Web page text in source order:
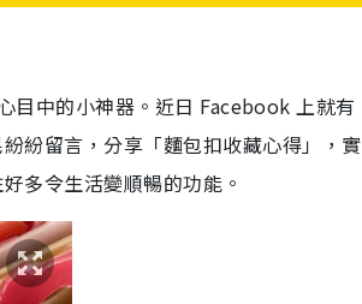
目中的小神器。近日 Facebook 上就有
紛留言，分享「麵包扣收藏心得」，實
多令生活變順暢的功能。